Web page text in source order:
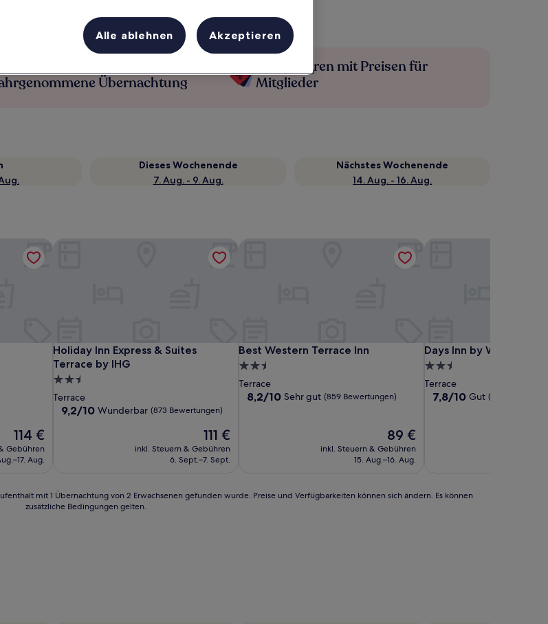
Übernachtung
Mehr sparen mit Preisen für
Mitglieder
Dieses Wochenende
7. Aug. - 9. Aug.
Nächstes Wochenende
14. Aug. - 16. Aug.
Der
Preis
beträgt
114 €
Gebühren
Aug.
Holiday Inn Express & Suites
Terrace by IHG
Holiday Inn Express & Suites Terrace by IHG
2.5-
Sterne-
Unterkunft
Terrace
9.2
9,2/10 Wunderbar (873 Bewertungen)
Der
Preis
beträgt
111 €
inkl. Steuern & Gebühren
6. Sept.–7. Sept.
Holiday Inn Express & Suites Terrace by IHG
Best Western Terrace Inn
Best Western Terrace Inn
2.5-
Sterne-
Unterkunft
Terrace
8.2
8,2/10 Sehr gut (859 Bewertungen)
Der
Preis
beträgt
89 €
inkl. Steuern & Gebühren
15. Aug.–16. Aug.
Days Inn by Wyndham
Days Inn by Wyndham
2.5-
Sterne-
Unterkunft
Terrace
7.8
7,8/10 Gut (737
mit 1 Übernachtung von 2 Erwachsenen gefunden wurde. Preise und Verfügbarkeiten können sich ändern. Es können
zusätzliche Bedingungen gelten.
Alle ablehnen Akzeptieren